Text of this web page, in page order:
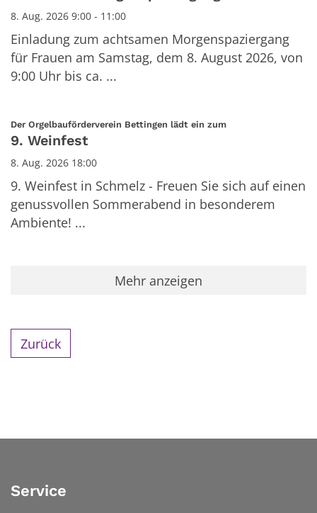
8. Aug. 2026 9:00 - 11:00
Einladung zum achtsamen Morgenspaziergang
für Frauen am Samstag, dem 8. August 2026, von
9:00 Uhr bis ca. ...
Der Orgelbauförderverein Bettingen lädt ein zum:
9. Weinfest
8. Aug. 2026 18:00
9. Weinfest in Schmelz - Freuen Sie sich auf einen
genussvollen Sommerabend in besonderem
Ambiente! ...
Mehr anzeigen
Zurück
Service